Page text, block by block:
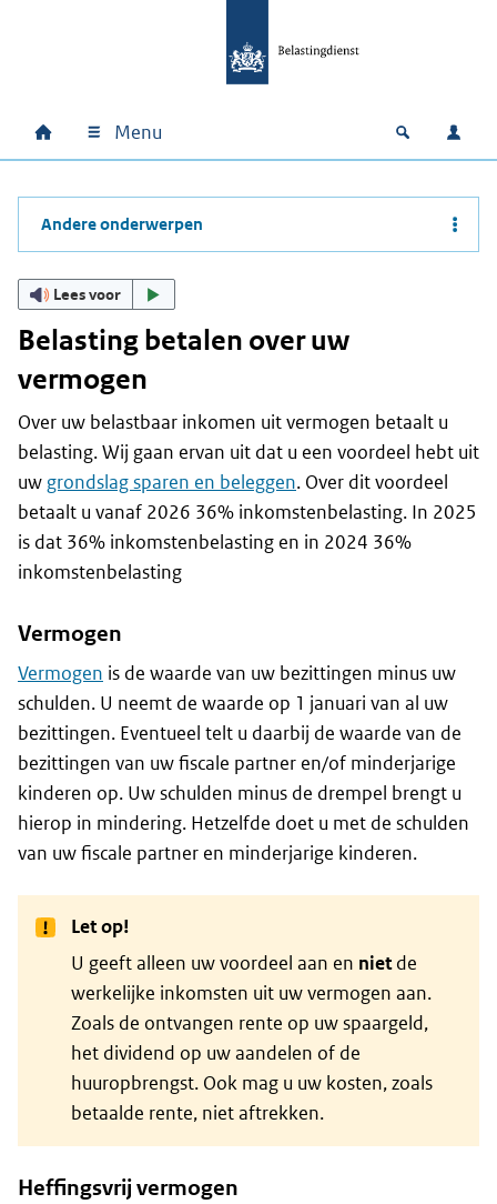
Hoofdnavigatie
Home Menu Open
Andere onderwerpen
Lees voor
Belasting betalen over uw
vermogen
Over uw belastbaar inkomen uit vermogen betaalt u
belasting. Wij gaan ervan uit dat u een voordeel hebt uit
uw grondslag sparen en beleggen. Over dit voordeel
betaalt u vanaf 2026 36% inkomstenbelasting. In 2025
is dat 36% inkomstenbelasting en in 2024 36%
inkomstenbelasting
Vermogen
Vermogen is de waarde van uw bezittingen minus uw
schulden. U neemt de waarde op 1 januari van al uw
bezittingen. Eventueel telt u daarbij de waarde van de
bezittingen van uw fiscale partner en/of minderjarige
kinderen op. Uw schulden minus de drempel brengt u
hierop in mindering. Hetzelfde doet u met de schulden
van uw fiscale partner en minderjarige kinderen.
Let op!
U geeft alleen uw voordeel aan en nietde
werkelijke inkomsten uit uw vermogen aan.
Zoals de ontvangen rente op uw spaargeld,
het dividend op uw aandelen of de
huuropbrengst. Ook mag u uw kosten, zoals
betaalde rente, niet aftrekken.
Heffingsvrij vermogen